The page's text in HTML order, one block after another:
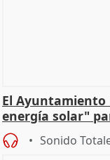
El
energía solar"
Sonido